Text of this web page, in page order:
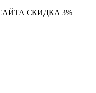
СКИДКА 3%